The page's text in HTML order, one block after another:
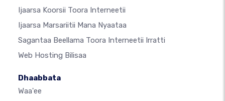
Ijaarsa Koorsii Toora Interneetii
Ijaarsa Marsariitii Mana Nyaataa
Sagantaa Beellama Toora Interneetii Irratti
Web Hosting Bilisaa
Dhaabbata
Waa'ee